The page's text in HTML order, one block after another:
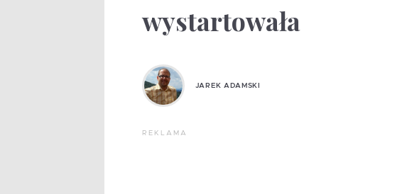
wystartowała
JAREK ADAMSKI
REKLAMA